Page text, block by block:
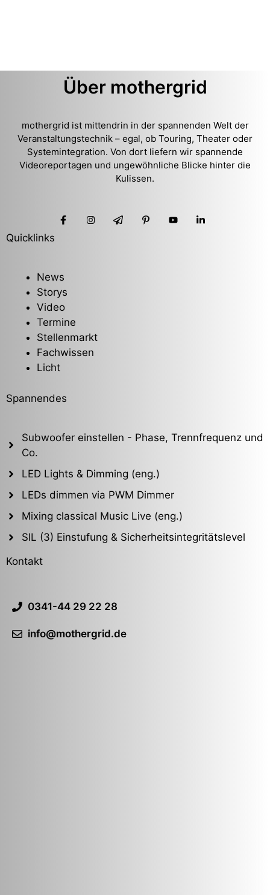
Über mothergrid
mothergrid ist mittendrin in der spannenden Welt der
Veranstaltungstechnik – egal, ob Touring, Theater oder
Systemintegration. Von dort liefern wir spannende
Videoreportagen und ungewöhnliche Blicke hinter die
Kulissen.
Quicklinks
News
Storys
Video
Termine
Stellenmarkt
Fachwissen
Licht
Spannendes
Subwoofer einstellen - Phase, Trennfrequenz und
Co.
LED Lights & Dimming (eng.)
LEDs dimmen via PWM Dimmer
Mixing classical Music Live (eng.)
SIL (3) Einstufung & Sicherheitsintegritätslevel
Kontakt
0341-44 29 22 28
info@mothergrid.de